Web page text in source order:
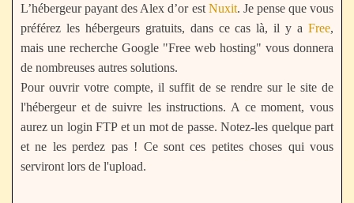
L’hébergeur payant des Alex d’or est Nuxit. Je pense que vous
préférez les hébergeurs gratuits, dans ce cas là, il y a Free,
mais une recherche Google "Free web hosting" vous donnera
de nombreuses autres solutions.
Pour ouvrir votre compte, il suffit de se rendre sur le site de
l'hébergeur et de suivre les instructions. A ce moment, vous
aurez un login FTP et un mot de passe. Notez-les quelque part
et ne les perdez pas ! Ce sont ces petites choses qui vous
serviront lors de l'upload.